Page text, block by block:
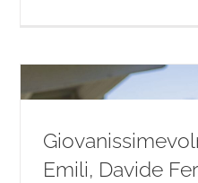
Emili, Davide